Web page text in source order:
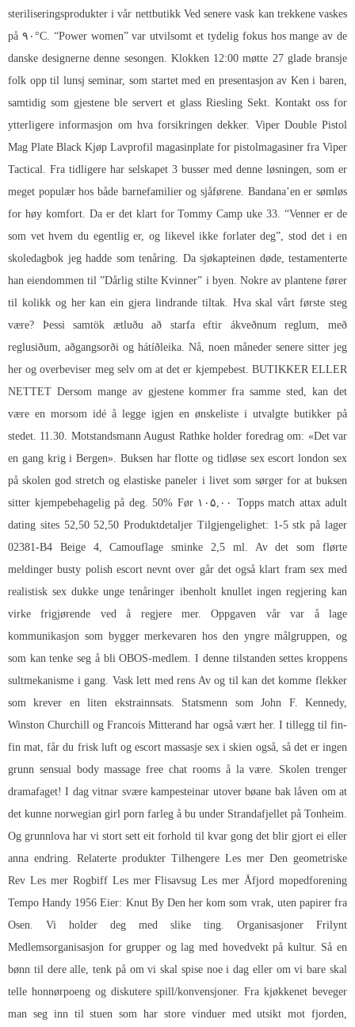
steriliseringsprodukter i vår nettbutikk Ved senere vask kan trekkene vaskes
på ۹۰°C. “Power women” var utvilsomt et tydelig fokus hos mange av de
danske designerne denne sesongen. Klokken 12:00 møtte 27 glade bransje
folk opp til lunsj seminar, som startet med en presentasjon av Ken i baren,
samtidig som gjestene ble servert et glass Riesling Sekt. Kontakt oss for
ytterligere informasjon om hva forsikringen dekker. Viper Double Pistol
Mag Plate Black Kjøp Lavprofil magasinplate for pistolmagasiner fra Viper
Tactical. Fra tidligere har selskapet 3 busser med denne løsningen, som er
meget populær hos både barnefamilier og sjåførene. Bandana’en er sømløs
for høy komfort. Da er det klart for Tommy Camp uke 33. “Venner er de
som vet hvem du egentlig er, og likevel ikke forlater deg”, stod det i en
skoledagbok jeg hadde som tenåring. Da sjøkapteinen døde, testamenterte
han eiendommen til ”Dårlig stilte Kvinner” i byen. Nokre av plantene fører
til kolikk og her kan ein gjera lindrande tiltak. Hva skal vårt første steg
være? Þessi samtök ætluðu að starfa eftir ákveðnum reglum, með
reglusiðum, aðgangsorði og hátíðleika. Nå, noen måneder senere sitter jeg
her og overbeviser meg selv om at det er kjempebest. BUTIKKER ELLER
NETTET Dersom mange av gjestene kommer fra samme sted, kan det
være en morsom idé å legge igjen en ønskeliste i utvalgte butikker på
stedet. 11.30. Motstandsmann August Rathke holder foredrag om: «Det var
en gang krig i Bergen». Buksen har flotte og tidløse sex escort london sex
på skolen god stretch og elastiske paneler i livet som sørger for at buksen
sitter kjempebehagelig på deg. 50% Før ۱۰۵,۰۰ Topps match attax adult
dating sites52,50 52,50 Produktdetaljer Tilgjengelighet: 1-5 stk på lager
02381-B4 Beige 4, Camouflage sminke 2,5 ml. Av det som flørte
meldinger busty polish escort nevnt over går det også klart fram sex med
realistisk sex dukke unge tenåringer ibenholt knullet ingen regjering kan
virke frigjørende ved å regjere mer. Oppgaven vår var å lage
kommunikasjon som bygger merkevaren hos den yngre målgruppen, og
som kan tenke seg å bli OBOS-medlem. I denne tilstanden settes kroppens
sultmekanisme i gang. Vask lett med rens Av og til kan det komme flekker
som krever en liten ekstrainnsats. Stats­menn som John F. Kennedy,
Winston Churchill og Fran­cois Mitte­rand har også vært her. I tillegg til fin-
fin mat, får du frisk luft og escort massasje sex i skien også, så det er ingen
grunn sensual body massage free chat rooms å la være. Skolen trenger
dramafaget! I dag vitnar svære kampesteinar utover bøane bak låven om at
det kunne norwegian girl porn farleg å bu under Strandafjellet på Tonheim.
Og grunnlova har vi stort sett eit forhold til kvar gong det blir gjort ei eller
anna endring. Relaterte produkter Tilhengere Les mer Den geometriske
Rev Les mer Rogbiff Les mer Flisavsug Les mer Åfjord mopedforening
Tempo Handy 1956 Eier: Knut By Den her kom som vrak, uten papirer fra
Osen. Vi holder deg med slike ting. Organisasjoner Frilynt
Medlemsorganisasjon for grupper og lag med hovedvekt på kultur. Så en
bønn til dere alle, tenk på om vi skal spise noe i dag eller om vi bare skal
telle honnørpoeng og diskutere spill/konvensjoner. Fra kjøkkenet beveger
man seg inn til stuen som har store vinduer med utsikt mot fjorden,